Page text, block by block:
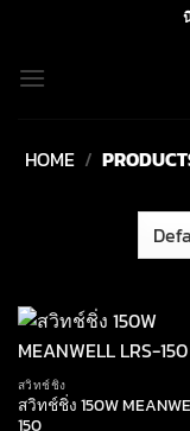
content
HOME /
สวิทช์ชิ่ง
สวิทช์ชิ่ง 150W
150